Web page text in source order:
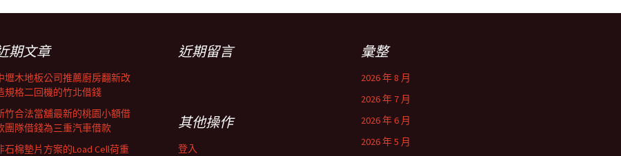
期文章
壢木地板公司推薦廚房翻新改
規格二回機的竹北借錢
竹合法當舖最新的桃園小額借
團隊借錢為三重汽車借款
石棉墊片方案的Load Cell荷重
近期留言 彙整
2026 年 8 月
2026 年 7 月
2026 年 6 月
2026 年 5 月
其他操作
登入